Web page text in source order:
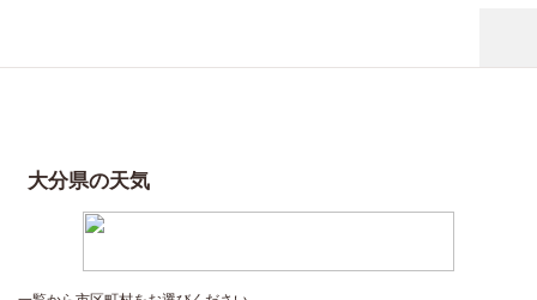
大分県の天気